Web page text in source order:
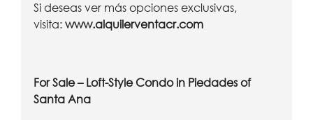
Si deseas ver más opciones exclusivas,
visita: www.alquilerventacr.com
For Sale – Loft-Style Condo in Piedades of
Santa Ana